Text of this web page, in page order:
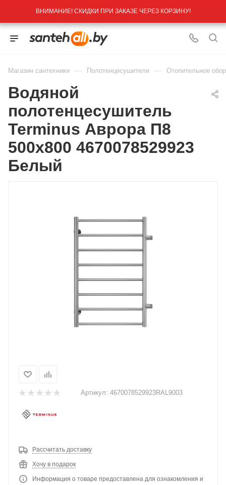
ВНИМАНИЕ! СКИДКИ ПРИ ЗАКАЗЕ ЧЕРЕЗ КОРЗИНУ!
Магазин сантехники — Полотенцесушители — Отопительное
Водяной
полотенцесушитель
Terminus Аврора П8
500х800 4670078529923
Белый
Артикул: 4670078529923RAL9003
Рассчитать доставку
Хочу в подарок
Информация о товаре предоставлена для ознакомления и